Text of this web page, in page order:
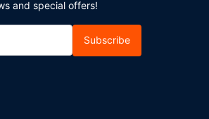
and special offers!
Subscribe